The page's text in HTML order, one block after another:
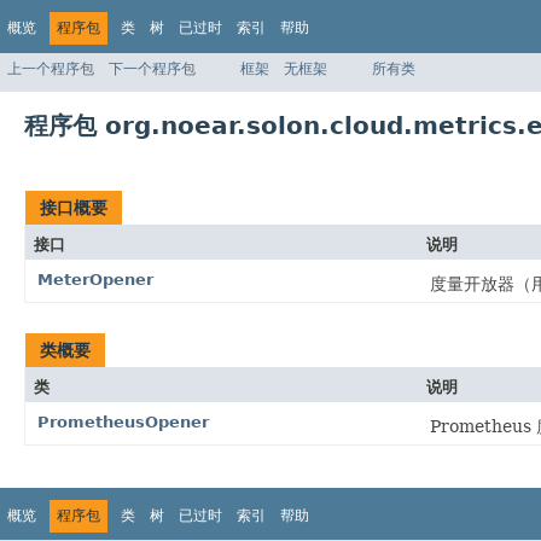
概览 程序包 类 树 已过时 索引 帮助
上一个程序包 下一个程序包 框架 无框架 所有类
程序包
接口概要
接口
说明
MeterOpener
度量开放器（
类概要
类
说明
PrometheusOpener
Prometheus
概览 程序包 类 树 已过时 索引 帮助